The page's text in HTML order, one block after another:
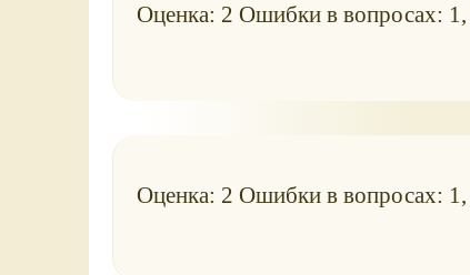
Оценка: 2 Ошибки в вопросах:
Оценка: 2 Ошибки в вопросах: